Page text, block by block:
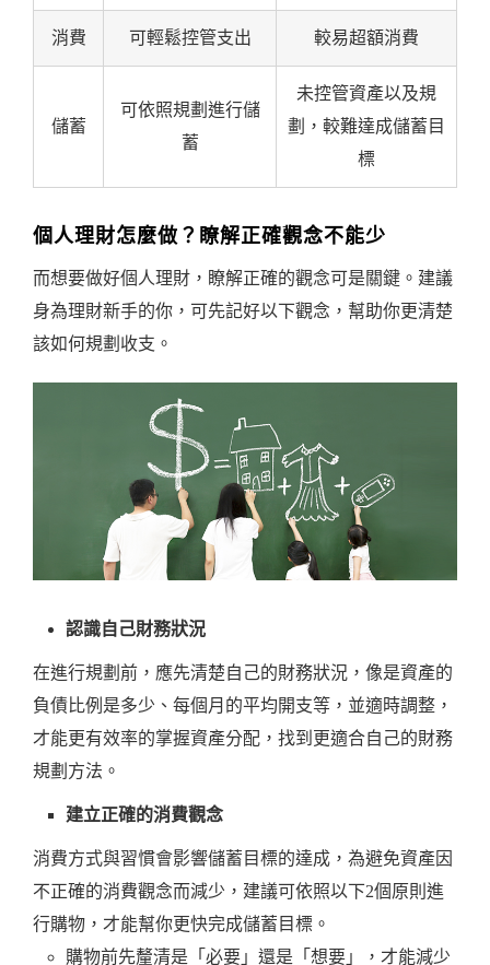
消費 可輕鬆控管支出 較易超額消費
儲蓄
可依照規劃進行儲
蓄
未控管資產以及規
劃，較難達成儲蓄目
標
個人理財怎麼做？瞭解正確觀念不能少
而想要做好個人理財，瞭解正確的觀念可是關鍵。建議
身為理財新手的你，可先記好以下觀念，幫助你更清楚
該如何規劃收支。
認識自己財務狀況
在進行規劃前，應先清楚自己的財務狀況，像是資產的
負債比例是多少、每個月的平均開支等，並適時調整，
才能更有效率的掌握資產分配，找到更適合自己的財務
規劃方法。
建立正確的消費觀念
消費方式與習慣會影響儲蓄目標的達成，為避免資產因
不正確的消費觀念而減少，建議可依照以下2個原則進
行購物，才能幫你更快完成儲蓄目標。
購物前先釐清是「必要」還是「想要」，才能減少